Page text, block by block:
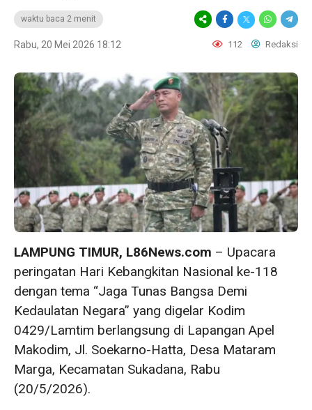
waktu baca 2 menit
Rabu, 20 Mei 2026 18:12 112 Redaksi
LAMPUNG TIMUR, L86News.com – Upacara
peringatan Hari Kebangkitan Nasional ke-118
dengan tema “Jaga Tunas Bangsa Demi
Kedaulatan Negara” yang digelar Kodim
0429/Lamtim berlangsung di Lapangan Apel
Makodim, Jl. Soekarno-Hatta, Desa Mataram
Marga, Kecamatan Sukadana, Rabu
(20/5/2026).